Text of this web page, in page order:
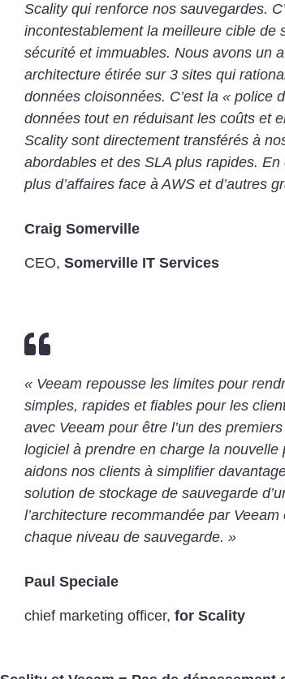
Scality qui renforce nos sauvegardes.
incontestablement la meilleure cible de
sécurité et immuables. Nous avons un
architecture étirée sur 3 sites qui
données cloisonnées. C’est la « police
données tout en réduisant les coûts et
Scality sont directement transférés à
abordables et des SLA plus rapides.
plus d’affaires face à AWS et d’autres
Craig Somerville
CEO, Somerville IT Services

« Veeam repousse les limites pour
simples, rapides et fiables pour les
avec Veeam pour être l’un des
logiciel à prendre en charge la
aidons nos clients à simplifier
solution de stockage de sauvegarde
l’architecture recommandée par
chaque niveau de sauvegarde. »
Paul Speciale
chief marketing officer, for Scality